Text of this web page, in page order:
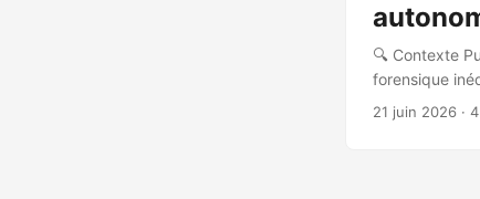
🔍 Contexte
forensique
servi de pivot
21 juin 2026 ·